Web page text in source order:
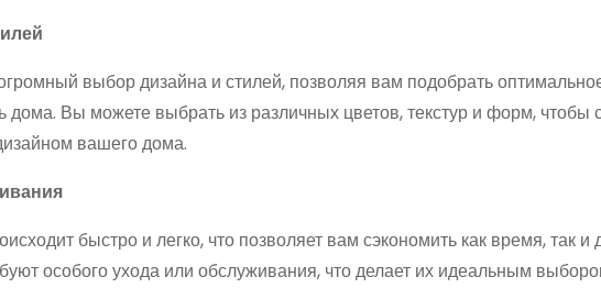
выбор дизайна и стилей, позволяя вам подобрать
дома. Вы можете выбрать из различных цветов, текстур и форм, чтобы
вашего дома.
быстро и легко, что позволяет вам сэкономить как время, так и
особого ухода или обслуживания, что делает их идеальным